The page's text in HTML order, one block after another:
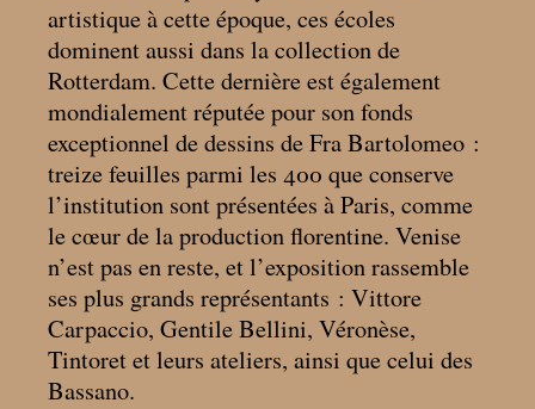
artistique à cette époque, ces écoles
dominent aussi dans la collection de
Rotterdam. Cette dernière est également
mondialement réputée pour son fonds
exceptionnel de dessins de Fra Bartolomeo :
treize feuilles parmi les 400 que conserve
l’institution sont présentées à Paris, comme
le cœur de la production florentine. Venise
n’est pas en reste, et l’exposition rassemble
ses plus grands représentants : Vittore
Carpaccio, Gentile Bellini, Véronèse,
Tintoret et leurs ateliers, ainsi que celui des
Bassano.